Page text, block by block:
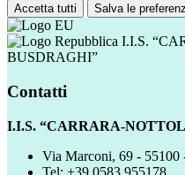
Accetta tutti Salva le
I.I.S.
BUSDRAGHI”
Contatti
I.I.S. “CARRARA-
Via Marconi, 69 - 55100
Tel: +39 0583 955178